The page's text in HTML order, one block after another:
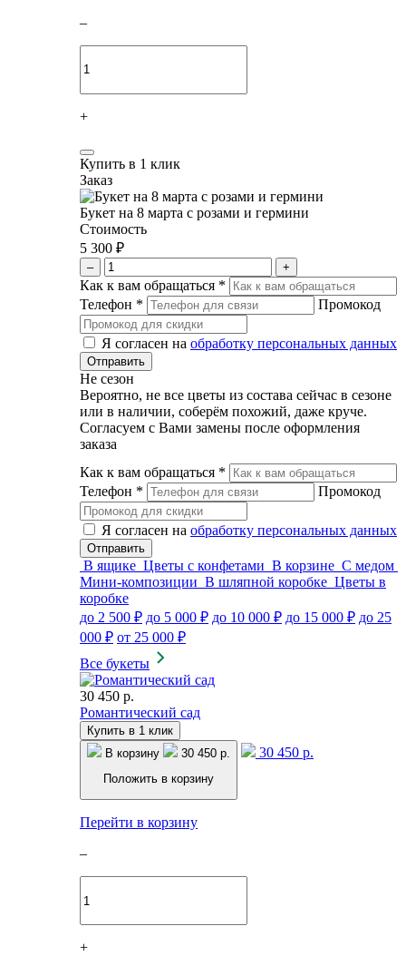
–
+
Купить в 1 клик
Заказ
Букет на 8 марта с розами и гермини
Стоимость
5 300 ₽
– +
Как к вам обращаться *
Телефон * Промокод
Я согласен на обработку персональных данных
Не сезон
Вероятно, не все цветы из состава сейчас в сезоне
или в наличии, соберём похожий, даже круче.
Согласуем с Вами замены после оформления
заказа
Как к вам обращаться *
Телефон * Промокод
Я согласен на обработку персональных данных
В ящике Цветы с конфетами В корзине С медом
Мини-композиции В шляпной коробке Цветы в
коробке
до 2 500 ₽ до 5 000 ₽ до 10 000 ₽ до 15 000 ₽ до 25
000 ₽ от 25 000 ₽
Все букеты
30 450 р.
Романтический сад
Купить в 1 клик
В корзину
30 450 р.
Положить в корзину
30 450 р.
Перейти в корзину
–
+